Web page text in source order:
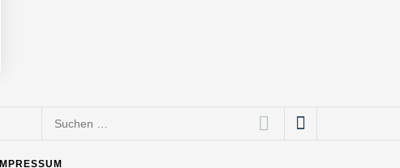
Suchen
IMPRESSUM